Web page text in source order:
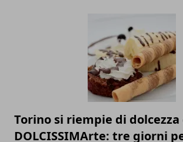
Torino si riempie di dolcezza
DOLCISSIMArte: tre giorni